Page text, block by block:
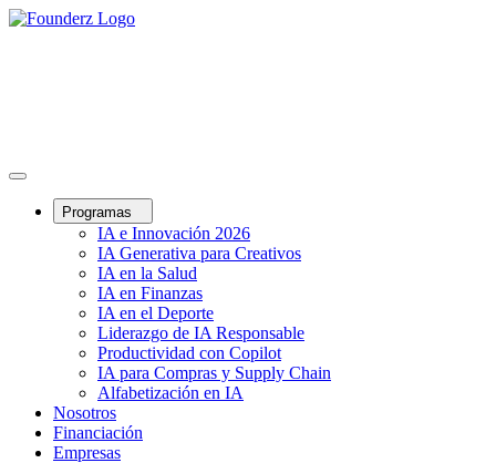
Programas
IA e Innovación 2026
IA Generativa para Creativos
IA en la Salud
IA en Finanzas
IA en el Deporte
Liderazgo de IA Responsable
Productividad con Copilot
IA para Compras y Supply Chain
Alfabetización en IA
Nosotros
Financiación
Empresas